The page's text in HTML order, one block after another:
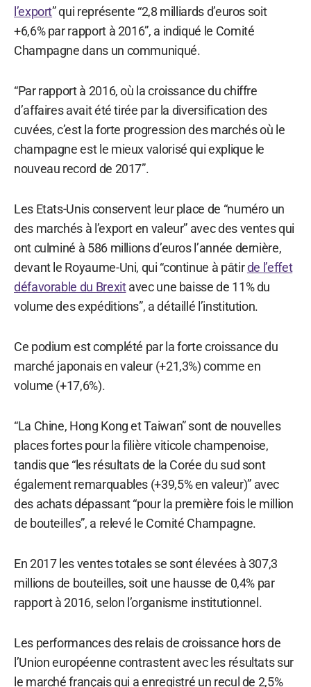
l’export” qui représente “2,8 milliards d’euros soit
+6,6% par rapport à 2016”, a indiqué le Comité
Champagne dans un communiqué.
“Par rapport à 2016, où la croissance du chiffre
d’affaires avait été tirée par la diversification des
cuvées, c’est la forte progression des marchés où le
champagne est le mieux valorisé qui explique le
nouveau record de 2017”.
Les Etats-Unis conservent leur place de “numéro un
des marchés à l’export en valeur” avec des ventes qui
ont culminé à 586 millions d’euros l’année dernière,
devant le Royaume-Uni, qui “continue à pâtirde l’effet
défavorable du Brexitavec une baisse de 11% du
volume des expéditions”, a détaillé l’institution.
Ce podium est complété par la forte croissance du
marché japonais en valeur (+21,3%) comme en
volume (+17,6%).
“La Chine, Hong Kong et Taiwan” sont de nouvelles
places fortes pour la filière viticole champenoise,
tandis que “les résultats de la Corée du sud sont
également remarquables (+39,5% en valeur)” avec
des achats dépassant “pour la première fois le million
de bouteilles”, a relevé le Comité Champagne.
En 2017 les ventes totales se sont élevées à 307,3
millions de bouteilles, soit une hausse de 0,4% par
rapport à 2016, selon l’organisme institutionnel.
Les performances des relais de croissance hors de
l’Union européenne contrastent avec les résultats sur
le marché français qui a enregistré un recul de 2,5%